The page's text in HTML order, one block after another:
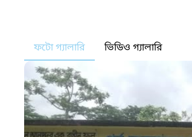
ফটো গ্যালারি ভিডিও গ্যালারি